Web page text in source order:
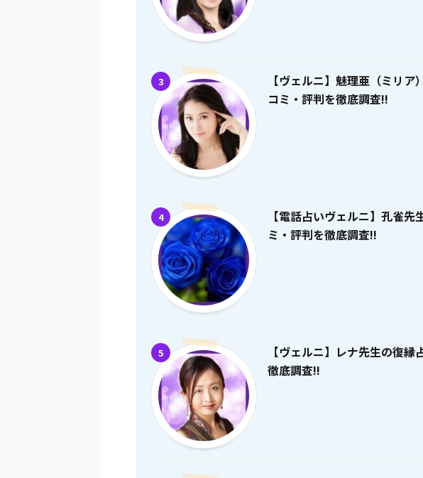
3
【ヴェルニ】魅理亜（ミリ
コミ・評判を徹底調査!!
4
【電話占いヴェルニ】孔雀
ミ・評判を徹底調査!!
5
【ヴェルニ】レナ先生の復
徹底調査!!